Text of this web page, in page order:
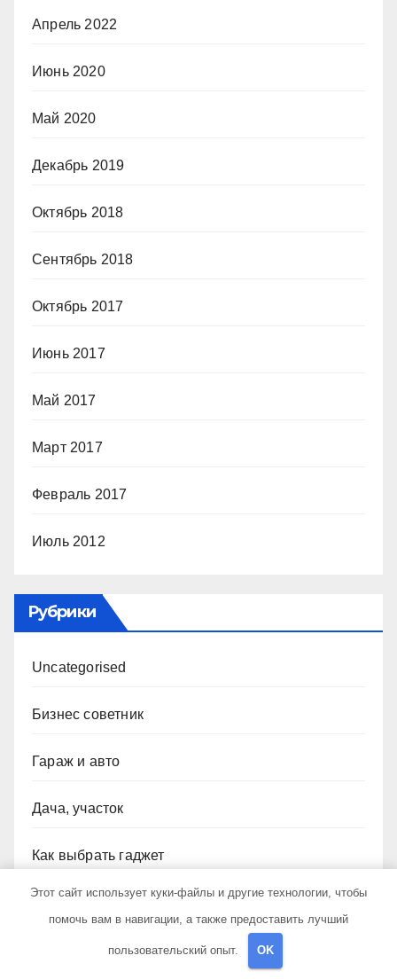
Апрель 2022
Июнь 2020
Май 2020
Декабрь 2019
Октябрь 2018
Сентябрь 2018
Октябрь 2017
Июнь 2017
Май 2017
Март 2017
Февраль 2017
Июль 2012
Рубрики
Uncategorised
Бизнес советник
Гараж и авто
Дача, участок
Как выбрать гаджет
Ремонт и отделка
Этот сайт использует куки-файлы и другие технологии, чтобы
помочь вам в навигации, а также предоставить лучший
пользовательский опыт. OK